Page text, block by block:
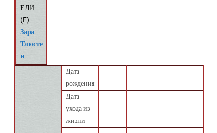
ЕЛИ
(F)
Зара
Тлюсте
н
Дата
рождения
Дата
ухода из
жизни